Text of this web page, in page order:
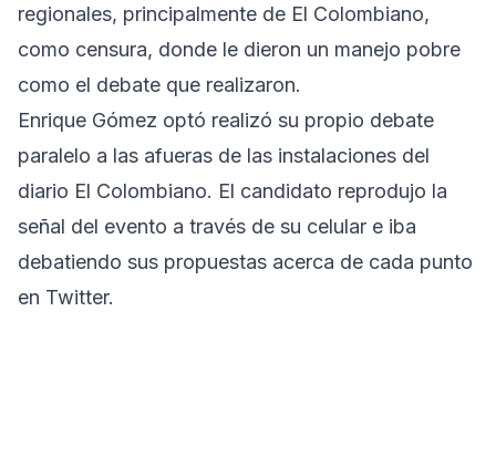
regionales, principalmente de El Colombiano,
como censura, donde le dieron un manejo pobre
como el debate que realizaron.
Enrique Gómez optó realizó su propio debate
paralelo a las afueras de las instalaciones del
diario El Colombiano. El candidato reprodujo la
señal del evento a través de su celular e iba
debatiendo sus propuestas acerca de cada punto
en Twitter.